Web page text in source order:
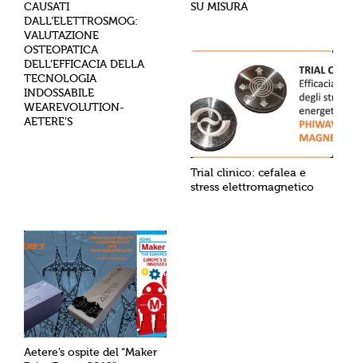
CAUSATI
DALL’ELETTROSMOG:
VALUTAZIONE
OSTEOPATICA
DELL’EFFICACIA DELLA
TECNOLOGIA
INDOSSABILE
WEAREVOLUTION-
AETERE’S
SU MISURA
Trial clinico: cefalea e
stress elettromagnetico
Aetere’s ospite del “Maker